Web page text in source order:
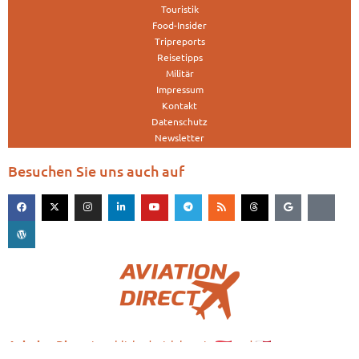
Touristik
Food-Insider
Tripreports
Reisetipps
Militär
Impressum
Kontakt
Datenschutz
Newsletter
Besuchen Sie uns auch auf
Aviation.Direct is published with love in and